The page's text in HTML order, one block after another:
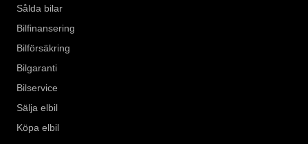
Sålda bilar
Bilfinansering
Bilförsäkring
Bilgaranti
Bilservice
Sälja elbil
Köpa elbil